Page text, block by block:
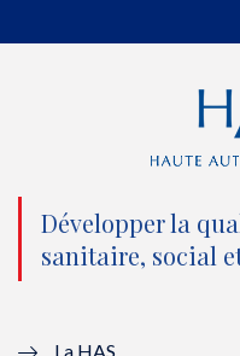
e
n
o
u
Développer la
sanitaire, social
La HAS